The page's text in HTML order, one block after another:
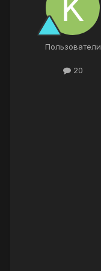
Пользователи
20